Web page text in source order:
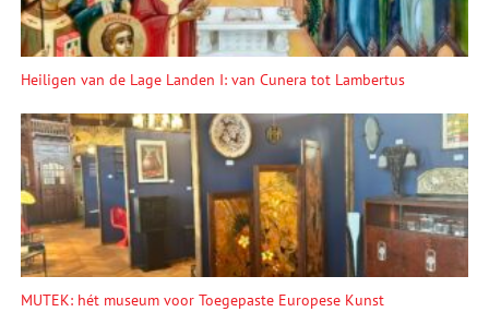
Heiligen van de Lage Landen I: van Cunera tot Lambertus
MUTEK: hét museum voor Toegepaste Europese Kunst